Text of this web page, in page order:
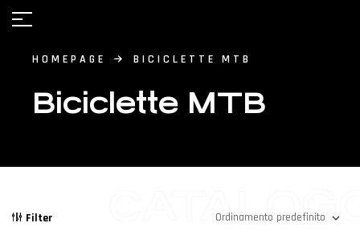
HOMEPAGE BICICLETTE MTB
Biciclette MTB
Filter